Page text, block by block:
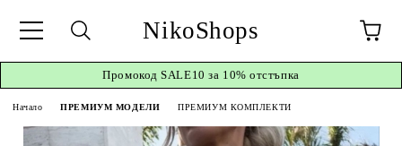
NikoShops
ПромокодSALE10 за 10% отстъпка
Начало ПРЕМИУМ МОДЕЛИ ПРЕМИУМ КОМПЛЕКТИ